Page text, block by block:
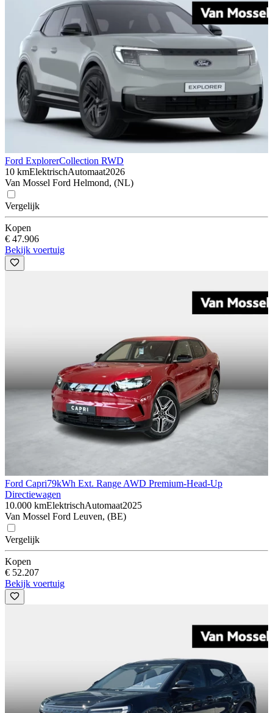
Ford ExplorerCollection RWD
10 kmElektrischAutomaat2026
Van Mossel Ford Helmond, (NL)
Vergelijk
Kopen
€ 47.906
Bekijk voertuig
Ford Capri79kWh Ext. Range AWD Premium-Head-Up
Directiewagen
10.000 kmElektrischAutomaat2025
Van Mossel Ford Leuven, (BE)
Vergelijk
Kopen
€ 52.207
Bekijk voertuig